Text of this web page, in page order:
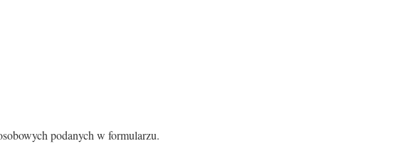
podanych w formularzu.